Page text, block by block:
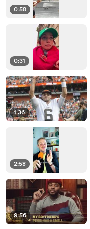
0:58
0:31
1:36
2:58
9:56